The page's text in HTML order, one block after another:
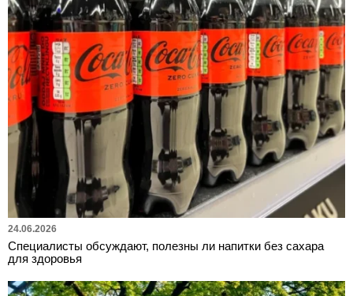
24.06.2026
Специалисты обсуждают, полезны ли напитки без сахара
для здоровья